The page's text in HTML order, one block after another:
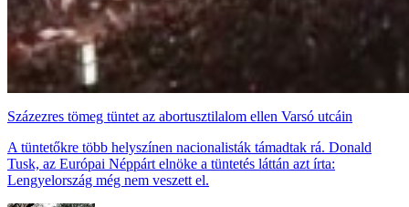
Százezres tömeg tüntet az abortusztilalom ellen Varsó utcáin
A tüntetőkre több helyszínen nacionalisták támadtak rá. Donald
Tusk, az Európai Néppárt elnöke a tüntetés láttán azt írta:
Lengyelország még nem veszett el.